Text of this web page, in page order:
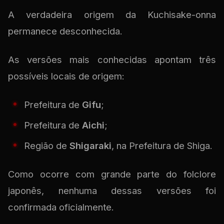
A verdadeira origem da Kuchisake-onna
permanece desconhecida.
As versões mais conhecidas apontam três
possíveis locais de origem:
Prefeitura de Gifu;
Prefeitura de Aichi;
Região de Shigaraki, na Prefeitura de Shiga.
Como ocorre com grande parte do folclore
japonês, nenhuma dessas versões foi
confirmada oficialmente.